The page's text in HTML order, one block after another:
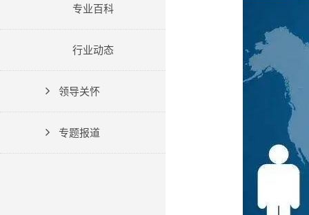
专业百科
行业动态
领导关怀
专题报道